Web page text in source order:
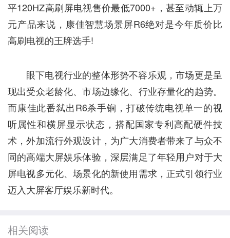
平120HZ高刷屏电视售价最低7000+，甚至动辄上万
元产品来说，康佳智慧场景屏R6绝对是今年质价比
高刷电视的王牌选手!
眼下电视行业的整体形势不容乐观，市场更是呈
现出受众老龄化、市场边缘化、行业存量化的趋势。
而康佳此番弑出R6杀手锏，打破传统电视单一的视
听属性和横屏显示状态，搭配国家专利高配硬件技
术，外加流行外观设计，为广大消费者带来了与众不
同的高端大屏娱乐体验，深层满足了年轻用户对于大
屏电视多元化、场景化的新使用需求，正式引领行业
迈入大屏客厅娱乐新时代。
相关阅读